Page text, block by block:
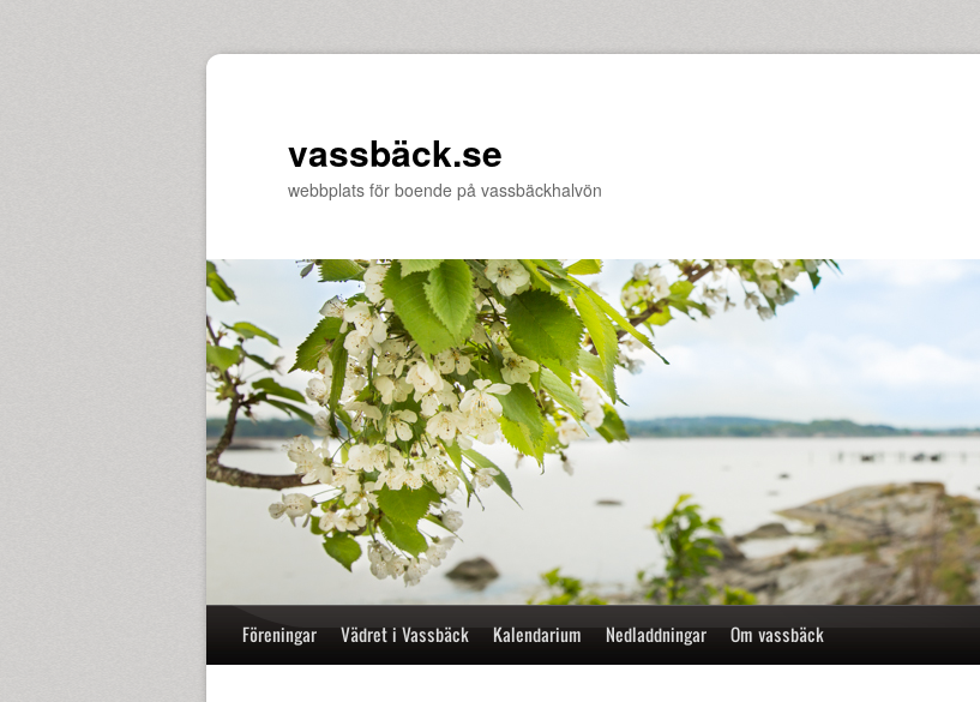
vassbäck.se
webbplats för boende på vassbäckhalvön
Hoppa
Föreningar Vädret i Vassbäck Kalendarium Nedladdningar Om vassbäck